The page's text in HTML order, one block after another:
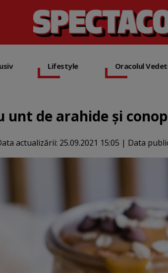
Lifestyle Oracolul
unt de arahide și
actualizării: 25.09.2021 15:05 | Data